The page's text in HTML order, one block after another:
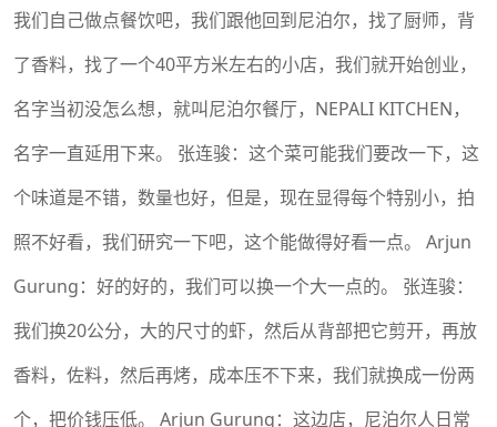
我们自己做点餐饮吧，我们跟他回到尼泊尔，找了厨师，背
了香料，找了一个40平方米左右的小店，我们就开始创业，
名字当初没怎么想，就叫尼泊尔餐厅，NEPALI KITCHEN，
名字一直延用下来。 张连骏：这个菜可能我们要改一下，这
个味道是不错，数量也好，但是，现在显得每个特别小，拍
照不好看，我们研究一下吧，这个能做得好看一点。 Arjun
Gurung：好的好的，我们可以换一个大一点的。 张连骏：
我们换20公分，大的尺寸的虾，然后从背部把它剪开，再放
香料，佐料，然后再烤，成本压不下来，我们就换成一份两
个，把价钱压低。 Arjun Gurung：这边店，尼泊尔人日常